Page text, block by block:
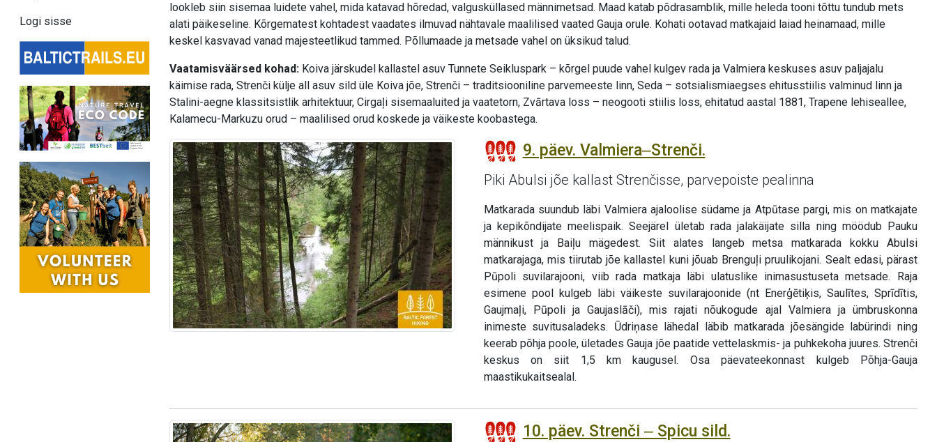
Logi sisse
lookleb siin sisemaa luidete vahel, mida katavad hõredad, valgusküllased männimetsad. Maad katab põdrasamblik, mille heleda tooni tõttu tundub mets
alati päikeseline. Kõrgematest kohtadest vaadates ilmuvad nähtavale maalilised vaated Gauja orule. Kohati ootavad matkajaid laiad heinamaad, mille
keskel kasvavad vanad majesteetlikud tammed. Põllumaade ja metsade vahel on üksikud talud.
Vaatamisväärsed kohad: Koiva järskudel kallastel asuv Tunnete Seikluspark – kõrgel puude vahel kulgev rada ja Valmiera keskuses asuv paljajalu
käimise rada, Strenči külje all asuv sild üle Koiva jõe, Strenči – traditsiooniline parvemeeste linn, Seda – sotsialismiaegses ehitusstiilis valminud linn ja
Stalini-aegne klassitsistlik arhitektuur, Cirgaļi sisemaaluited ja vaatetorn, Zvārtava loss – neogooti stiilis loss, ehitatud aastal 1881, Trapene lehiseallee,
Kalamecu-Markuzu orud – maalilised orud koskede ja väikeste koobastega.
9. päev. Valmiera‒Strenči.
Piki Abulsi jõe kallast Strenčisse, parvepoiste pealinna
Matkarada suundub läbi Valmiera ajaloolise südame ja Atpūtase pargi, mis on matkajate
ja kepikõndijate meelispaik. Seejärel ületab rada jalakäijate silla ning möödub Pauku
männikust ja Baiļu mägedest. Siit alates langeb metsa matkarada kokku Abulsi
matkarajaga, mis tiirutab jõe kallastel kuni jõuab Brenguļi pruulikojani. Sealt edasi, pärast
Pūpoli suvilarajooni, viib rada matkaja läbi ulatuslike inimasustuseta metsade. Raja
esimene pool kulgeb läbi väikeste suvilarajoonide (nt Enerģētiķis, Saulītes, Sprīdītis,
Gaujmaļi, Pūpoli ja Gaujaslāči), mis rajati nõukogude ajal Valmiera ja ümbruskonna
inimeste suvitusaladeks. Ūdriņase lähedal läbib matkarada jõesängide labürindi ning
keerab põhja poole, ületades Gauja jõe paatide vettelaskmis- ja puhkekoha juures. Strenči
keskus on siit 1,5 km kaugusel. Osa päevateekonnast kulgeb Põhja-Gauja
maastikukaitsealal.
10. päev. Strenči ‒ Spicu sild.